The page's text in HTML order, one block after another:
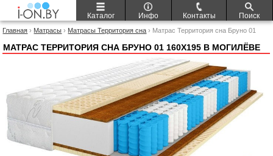
Каталог Инфо Контакты Поиск
Главная › Матрасы › Матрасы Территория сна › Матрас Территория сна Бруно 01
МАТРАС ТЕРРИТОРИЯ СНА БРУНО 01 160X195 В МОГИЛЁВЕ